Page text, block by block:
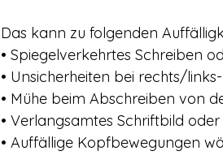
Das kann zu folgenden
• Spiegelverkehrtes Schreiben
• Unsicherheiten bei rechts/
• Mühe beim Abschreiben von
• Verlangsamtes Schriftbild
• Auffällige Kopfbewegungen